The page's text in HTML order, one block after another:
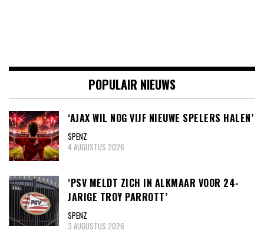
POPULAIR NIEUWS
‘AJAX WIL NOG VIJF NIEUWE SPELERS HALEN’
SPENZ
4 AUGUSTUS 2026
‘PSV MELDT ZICH IN ALKMAAR VOOR 24-
JARIGE TROY PARROTT’
SPENZ
3 AUGUSTUS 2026